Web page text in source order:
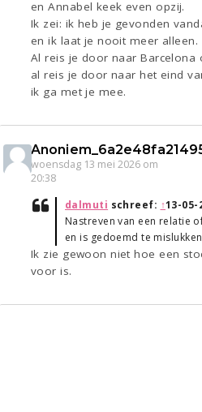
en Annabel keek even opzij.
Ik zei: ik heb je gevonden
en ik laat je nooit meer alleen.
Al reis je door naar Barcelona
al reis je door naar het eind
ik ga met je mee.
woensdag 13 mei 2026 om
20:38
dalmuti schreef: ↑13-05-
Nastreven van een relatie
en is gedoemd te
Ik zie gewoon niet hoe een
voor is.